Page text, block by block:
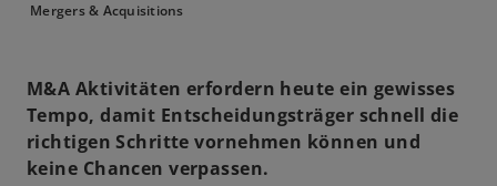
Mergers & Acquisitions
M&A Aktivitäten erfordern heute ein gewisses
Tempo, damit Entscheidungsträger schnell die
richtigen Schritte vornehmen können und
keine Chancen verpassen.